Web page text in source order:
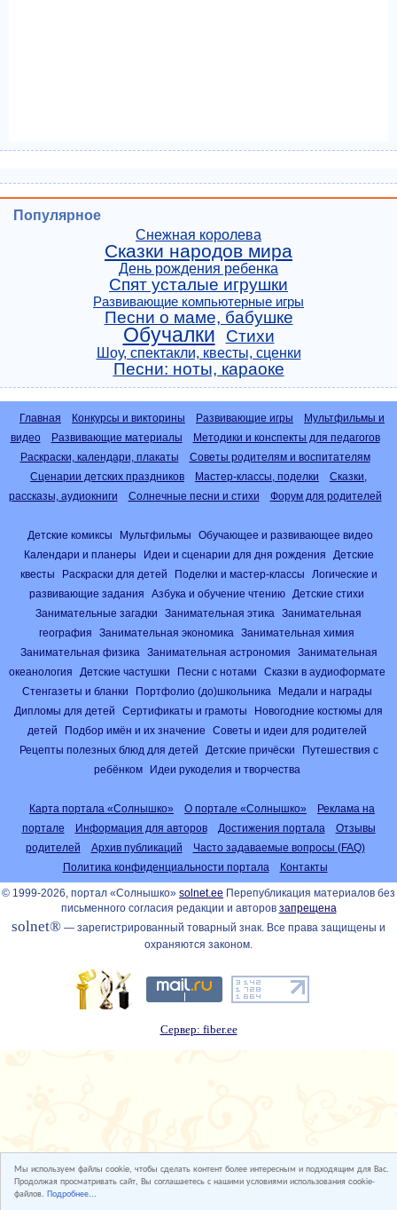
Мы используем файлы cookie, чтобы сделать контент более интересным и подходящим для Вас.
Продолжая просматривать сайт, Вы соглашаетесь с нашими условиями использования cookie-
файлов. Подробнее...
Популярное
Снежная королева
Сказки народов мира
День рождения ребенка
Спят усталые игрушки
Развивающие компьютерные игры
Песни о маме, бабушке
Обучалки Стихи
Шоу, спектакли, квесты, сценки
Песни: ноты, караоке
Главная Конкурсы и викторины Развивающие игры
Мультфильмы и
видео
Развивающие материалы
Методики и конспекты для педагогов
Раскраски, календари, плакаты
Советы родителям и воспитателям
Сценарии детских праздников
Мастер-классы, поделки
Сказки,
рассказы, аудиокниги
Солнечные песни и стихи Форум для родителей
Детские комиксы Мультфильмы
Обучающее и развивающее видео
Календари и планеры
Идеи и сценарии для дня рождения
Детские
квесты
Раскраски для детей Поделки и мастер-классы
Логические и
развивающие задания
Азбука и обучение чтению
Детские стихи
Занимательные загадки
Занимательная этика
Занимательная
география
Занимательная экономика
Занимательная химия
Занимательная физика
Занимательная астрономия
Занимательная
океанология
Детские частушки Песни с нотами
Сказки в аудиоформате
Стенгазеты и бланки
Портфолио (до)школьника
Медали и награды
Дипломы для детей
Сертификаты и грамоты
Новогодние костюмы для
детей
Подбор имён и их значение
Советы и идеи для родителей
Рецепты полезных блюд для детей
Детские причёски
Путешествия с
ребёнком
Идеи рукоделия и творчества
Карта портала «Солнышко» О портале «Солнышко»
Реклама на
портале
Информация для авторов Достижения портала
Отзывы
родителей
Архив публикаций
Часто задаваемые вопросы (FAQ)
Политика конфиденциальности портала
Контакты
© 1999-2026, портал «Солнышко» solnet.ee Перепубликация материалов без
письменного согласия редакции и авторов запрещена
solnet® — зарегистрированный товарный знак. Все права защищены и
охраняются законом.
Сервер: fiber.ee